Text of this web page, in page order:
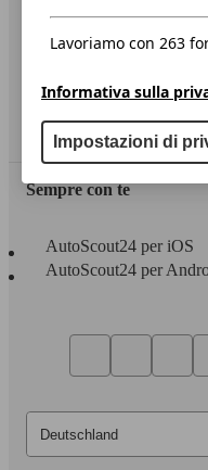
Privacy
Dichiarazione di
Servizi
Area rivenditori
Sempre con te
AutoScout24 per iOS
AutoScout24 per
Lavoriamo con 263
Informativa sulla
Impostazioni di